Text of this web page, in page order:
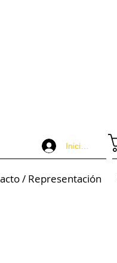
Iniciar sesión
/ Representación